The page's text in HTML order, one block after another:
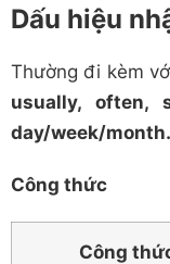
Dấu hiệu
Thường đi kèm
usually, often,
day/week/
Công thức
Công